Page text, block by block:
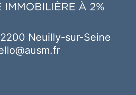
Neuilly-sur-Seine